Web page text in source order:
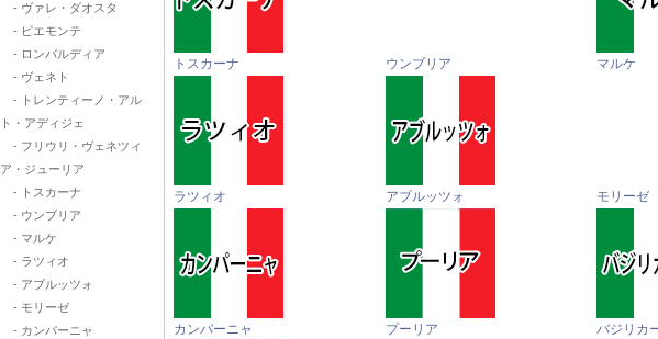
- ヴァレ・ダオスタ
- ピエモンテ
- ロンバルディア
- ヴェネト
- トレンティーノ・アル
ト・アディジェ
- フリウリ・ヴェネツィ
ア・ジューリア
- トスカーナ
- ウンブリア
- マルケ
- ラツィオ
- アブルッツォ
- モリーゼ
- カンパーニャ
トスカーナ ウンブリア マルケ
ラツィオ アブルッツォ モリーゼ
カンパーニャ プーリア バジリカ